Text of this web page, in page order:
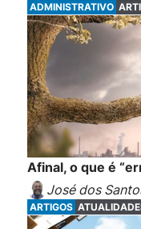
ADMINISTRATIVO
Afinal, o que é
José dos
ARTIGOS